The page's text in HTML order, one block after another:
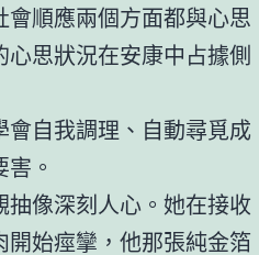
順應兩個方面都與心思
思狀況在安康中占據側
自我調理、自動尋覓成
。
抽像深刻人心。她在接收
始痙攣，他那張純金箔